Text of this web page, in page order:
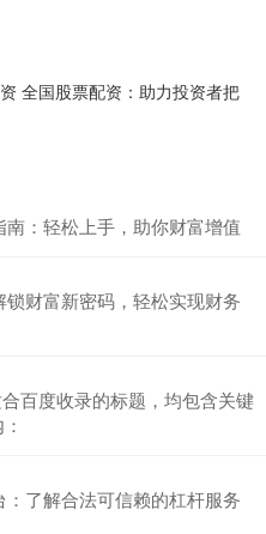
全国股票配资：助力投资者把
：轻松上手，助你财富增值
财富新密码，轻松实现财务
百度收录的标题，均包含关键
了解合法可信赖的杠杆服务